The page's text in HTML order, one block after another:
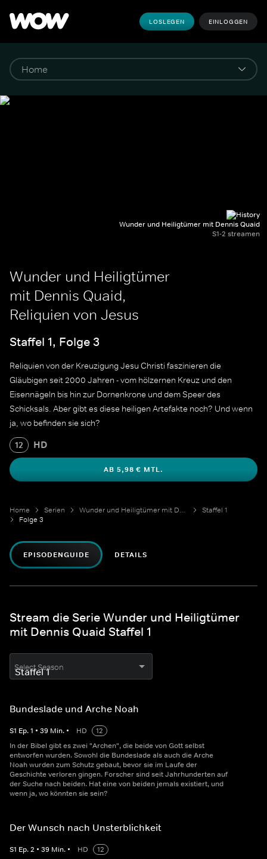
LOSLEGEN EINLOGGEN
Wunder und Heiligtümer mit Dennis Quaid
S1-2 streamen
Wunder und Heiligtümer
mit Dennis Quaid,
Reliquien von Jesus
Staffel 1, Folge 3
Reliquien von der Kreuzigung Jesu Christi faszinieren die
Gläubigen seit 2000 Jahren - vom hölzernen Kreuz und den
Eisennägeln bis hin zur Dornenkrone und dem Speer des
Schicksals. Aber gibt es diese heiligen Artefakte noch? Und wenn
ja, wo befinden sie sich?
12 HD
AB 5,98 € MTL.
Home Serien Wunder und Heiligtümer mit Dennis Quaid
Staffel 1
Folge 3
EPISODENGUIDE DETAILS
Stream die Serie Wunder und Heiligtümer
mit Dennis Quaid Staffel 1
Select Season
Bundeslade und Arche Noah
S1 Ep.1 • 39 Min. • HD
12
In der Bibel gibt es zwei "Archen", die beide von Gott selbst
entworfen wurden. Sowohl die Bundeslade als auch die Arche
Noah wurden zum Schutz gebaut, bevor sie im Laufe der
Geschichte verloren gingen. Forscher sind seit Jahrhunderten auf
der Suche nach beiden. Hat eine von beiden jemals existiert, und
wenn ja, wo könnten sie sein?
Der Wunsch nach Unsterblichkeit
S1 Ep.2 • 39 Min. • HD
12